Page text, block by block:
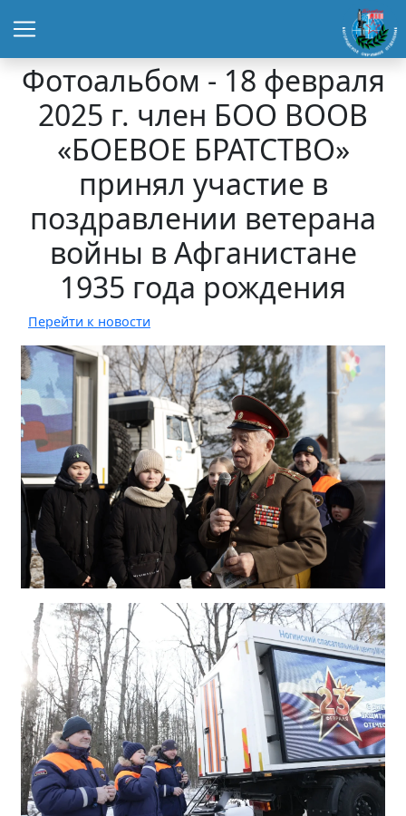
Фотоальбом - 18 февраля
2025 г. член БОО ВООВ
«БОЕВОЕ БРАТСТВО»
принял участие в
поздравлении ветерана
войны в Афганистане
1935 года рождения
Перейти к новости